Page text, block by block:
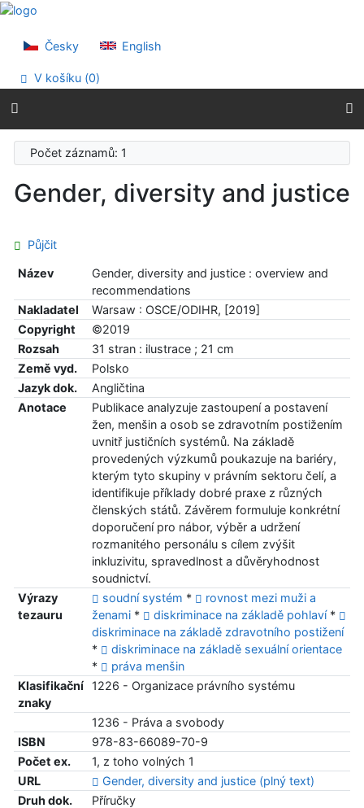
Přejít na obsah
Prohlášení o webové přístupnosti
Česky English
V košíku (0)
Počet záznamů: 1
Gender, diversity and justice
Půjčit
Název
Gender, diversity and justice : overview and
recommendations
Nakladatel
Warsaw : OSCE/ODIHR, [2019]
Copyright
©2019
Rozsah
31 stran : ilustrace ; 21 cm
Země vyd.
Polsko
Jazyk dok.
Angličtina
Anotace
Publikace analyzuje zastoupení a postavení
žen, menšin a osob se zdravotním postižením
uvnitř justičních systémů. Na základě
provedených výzkumů poukazuje na bariéry,
kterým tyto skupiny v právním sektoru čelí, a
identifikuje příklady dobré praxe z různých
členských států. Závěrem formuluje konkrétní
doporučení pro nábor, výběr a udržení
rozmanitého personálu s cílem zvýšit
inkluzivitu, spravedlnost a důvěryhodnost
soudnictví.
Výrazy
tezauru
soudní systém *
rovnost mezi muži a
ženami* diskriminace na základě pohlaví*
diskriminace na základě zdravotního postižení
*
diskriminace na základě sexuální orientace
*
práva menšin
Klasifikační
znaky
1226 - Organizace právního systému
1236 - Práva a svobody
ISBN
978-83-66089-70-9
Počet ex.
1, z toho volných 1
URL
Gender, diversity and justice (plný text)
Druh dok.
Příručky